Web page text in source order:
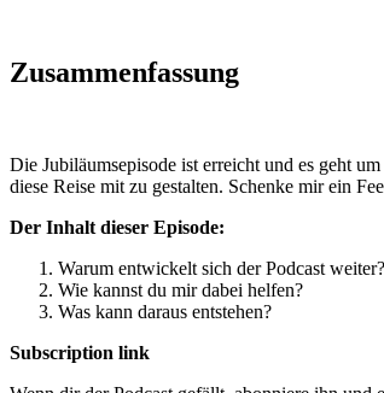
Zusammenfassung
Die Jubiläumsepisode ist erreicht und es geht
diese Reise mit zu gestalten. Schenke mir ein
Der Inhalt dieser Episode:
Warum entwickelt sich der Podcast weiter?
Wie kannst du mir dabei helfen?
Was kann daraus entstehen?
Subscription link